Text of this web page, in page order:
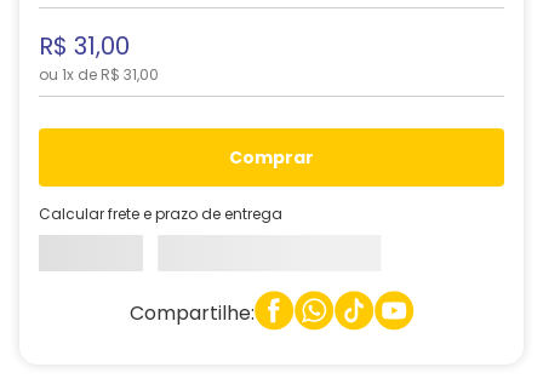
R$ 31,00
ou 1x de R$ 31,00
comprar
Calcular frete e prazo de entrega
Compartilhe: